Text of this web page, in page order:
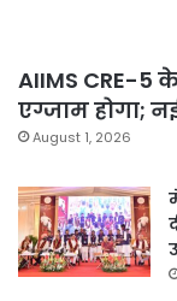
AIIMS CRE-5 के
एग्जाम होगा;
August 1, 2026